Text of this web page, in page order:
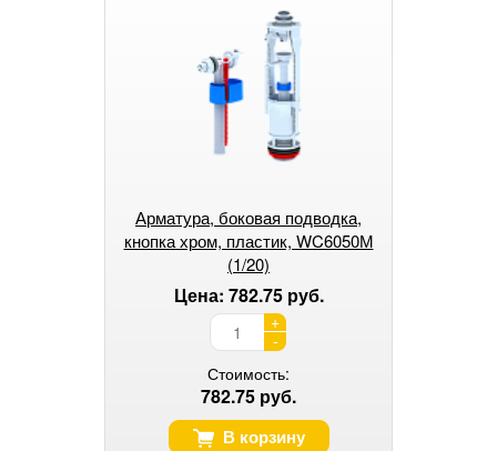
Арматура, боковая подводка,
кнопка хром, пластик, WC6050М
(1/20)
Цена: 782.75 руб.
+
-
Стоимость:
782.75 руб.
В корзину